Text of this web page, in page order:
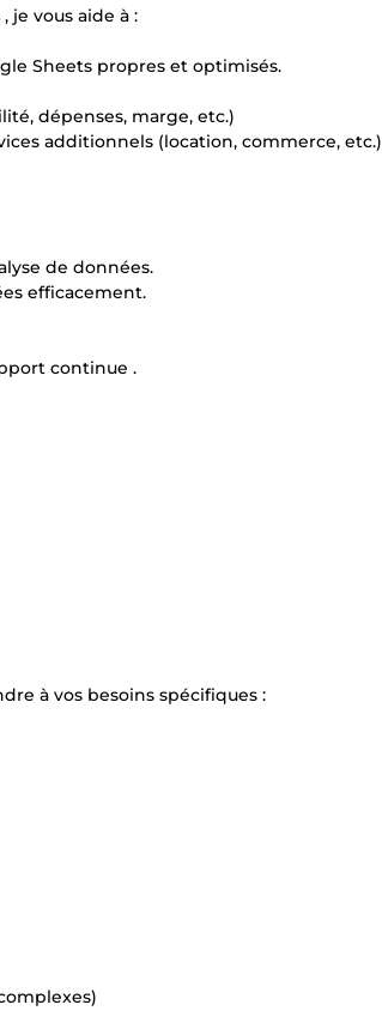
je vous aide à :
Sheets propres et optimisés.
dépenses, marge, etc.)
additionnels (location, commerce, etc.)
de données.
efficacement.
continue .
à vos besoins spécifiques :